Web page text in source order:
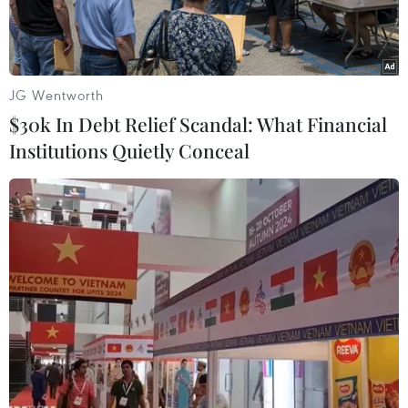
(Ảnh minh họa: Hoàng Hiếu/TTXVN)
Theo Trung tâm Dự báo Khí tượng Thủy văn
Quốc gia, chiều tối và đêm 5/7, các khu vực đều
có mưa và dông, đề phòng khả năng xảy ra lốc,
sét, mưa đá, gió giật mạnh.
JG Wentworth
$30k In Debt Relief Scandal: What Financial
Institutions Quietly Conceal